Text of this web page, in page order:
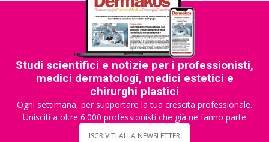
Studi scientifici e notizie per i professionisti,
medici dermatologi, medici estetici e
chirurghi plastici
Ogni settimana, per supportare la tua crescita professionale.
Unisciti a oltre 6.000 professionisti che già ne fanno parte
ISCRIVITI ALLA NEWSLETTER